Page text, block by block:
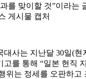
를 맞이할 것”이라는
게시물 캡처
대사는 지난달 30일(현
고를 통해 “일본 현직
위는 정세를 오판하고